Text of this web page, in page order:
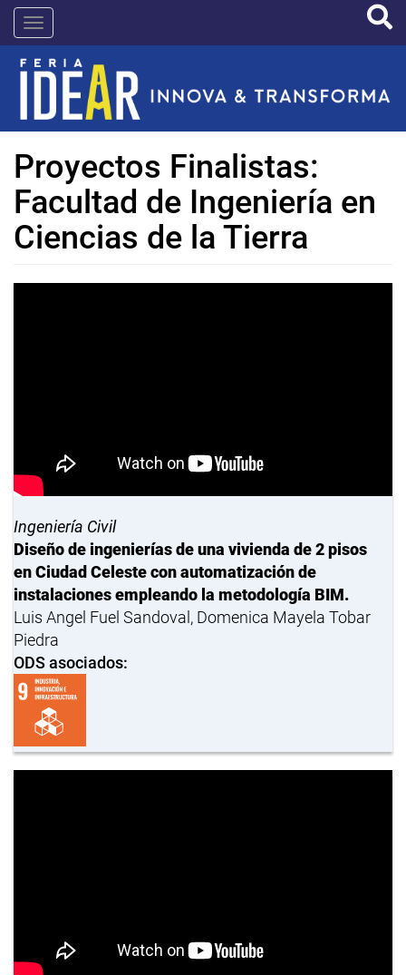
Pasar
contenido
principal
IDEAR
Proyectos Finalistas:
Facultad de Ingeniería en
Ciencias de la Tierra
Ingeniería Civil
Diseño de ingenierías de una vivienda de 2 pisos
en Ciudad Celeste con automatización de
instalaciones empleando la metodología BIM.
Luis Angel Fuel Sandoval, Domenica Mayela Tobar
Piedra
ODS asociados: